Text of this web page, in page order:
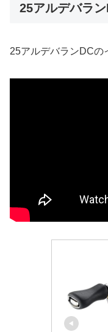
25アルデバラ
25アルデバランDCの